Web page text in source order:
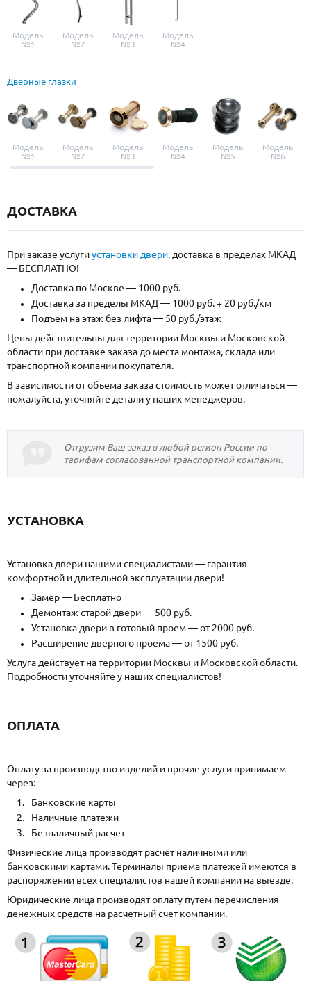
Модель
№1
Модель
№2
Модель
№3
Модель
№4
Дверные глазки
Модель
№1
Модель
№2
Модель
№3
Модель
№4
Модель
№5
Модель
№6
ДОСТАВКА
При заказе услугиустановки двери, доставка в пределах МКАД
— БЕСПЛАТНО!
Доставка по Москве — 1000 руб.
Доставка за пределы МКАД — 1000 руб. + 20 руб./км
Подъем на этаж без лифта — 50 руб./этаж
Цены действительны для территории Москвы и Московской
области при доставке заказа до места монтажа, склада или
транспортной компании покупателя.
В зависимости от объема заказа стоимость может отличаться —
пожалуйста, уточняйте детали у наших менеджеров.
Отгрузим Ваш заказ в любой регион России по
тарифам согласованной транспортной компании.
УСТАНОВКА
Установка двери нашими специалистами — гарантия
комфортной и длительной эксплуатации двери!
Замер — Бесплатно
Демонтаж старой двери — 500 руб.
Установка двери в готовый проем — от 2000 руб.
Расширение дверного проема — от 1500 руб.
Услуга действует на территории Москвы и Московской области.
Подробности уточняйте у наших специалистов!
ОПЛАТА
Оплату за производство изделий и прочие услуги принимаем
через:
Банковские карты
Наличные платежи
Безналичный расчет
Физические лица производят расчет наличными или
банковскими картами. Терминалы приема платежей имеются в
распоряжении всех специалистов нашей компании на выезде.
Юридические лица производят оплату путем перечисления
денежных средств на расчетный счет компании.